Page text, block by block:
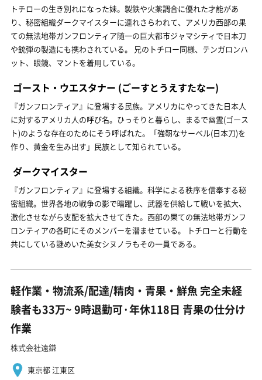
トチローの生き別れになった妹。製鉄や火薬調合に優れた才能があ
り、秘密組織ダークマイスターに連れさらわれて、アメリカ西部の果
ての無法地帯ガンフロンティア随一の巨大都市ジャマシティで日本刀
や銃弾の製造にも携わされている。 兄のトチロー同様、テンガロンハ
ット、眼鏡、マントを着用している。
ゴースト・ウエスタナー (ごーすとうえすたなー)
『ガンフロンティア』に登場する民族。アメリカにやってきた日本人
に対するアメリカ人の呼び名。ひっそりと暮らし、まるで幽霊(ゴース
ト)のような存在のためにそう呼ばれた。「強靭なサーベル(日本刀)を
作り、黄金を生み出す」民族として知られている。
ダークマイスター
『ガンフロンティア』に登場する組織。科学による秩序を信奉する秘
密組織。世界各地の戦争の影で暗躍し、武器を供給して戦いを拡大、
激化させながら支配を拡大させてきた。西部の果ての無法地帯ガンフ
ロンティアの各町にそのメンバーを潜ませている。 トチローと行動を
共にしている謎めいた美女シヌノラもその一員である。
軽作業・物流系/配達/精肉・青果・鮮魚 完全未経
験者も33万~ 9時退勤可·年休118日 青果の仕分け
作業
株式会社遠鎌
東京都 江東区